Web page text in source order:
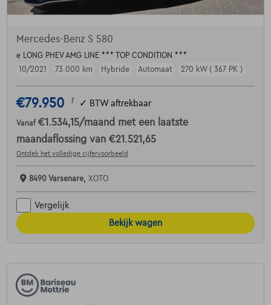
Mercedes-Benz S 580
e LONG PHEV AMG LINE *** TOP CONDITION ***
10/2021
73.000 km Hybride Automaat 270 kW ( 367 PK )
€79.950 1 ✓ BTW aftrekbaar
Vanaf €1.534,15/maand met een laatste
maandaflossing van €21.521,65
Ontdek het volledige cijfervoorbeeld
8490 Varsenare, XOTO
Vergelijk
Bekijk wagen